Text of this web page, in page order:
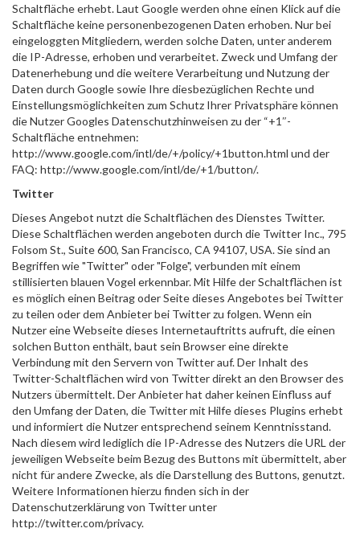
Schaltfläche erhebt. Laut Google werden ohne einen Klick auf die
Schaltfläche keine personenbezogenen Daten erhoben. Nur bei
eingeloggten Mitgliedern, werden solche Daten, unter anderem
die IP-Adresse, erhoben und verarbeitet. Zweck und Umfang der
Datenerhebung und die weitere Verarbeitung und Nutzung der
Daten durch Google sowie Ihre diesbezüglichen Rechte und
Einstellungsmöglichkeiten zum Schutz Ihrer Privatsphäre können
die Nutzer Googles Datenschutzhinweisen zu der “+1″-
Schaltfläche entnehmen:
http://www.google.com/intl/de/+/policy/+1button.html und der
FAQ: http://www.google.com/intl/de/+1/button/.
Twitter
Dieses Angebot nutzt die Schaltflächen des Dienstes Twitter.
Diese Schaltflächen werden angeboten durch die Twitter Inc., 795
Folsom St., Suite 600, San Francisco, CA 94107, USA. Sie sind an
Begriffen wie "Twitter" oder "Folge", verbunden mit einem
stillisierten blauen Vogel erkennbar. Mit Hilfe der Schaltflächen ist
es möglich einen Beitrag oder Seite dieses Angebotes bei Twitter
zu teilen oder dem Anbieter bei Twitter zu folgen. Wenn ein
Nutzer eine Webseite dieses Internetauftritts aufruft, die einen
solchen Button enthält, baut sein Browser eine direkte
Verbindung mit den Servern von Twitter auf. Der Inhalt des
Twitter-Schaltflächen wird von Twitter direkt an den Browser des
Nutzers übermittelt. Der Anbieter hat daher keinen Einfluss auf
den Umfang der Daten, die Twitter mit Hilfe dieses Plugins erhebt
und informiert die Nutzer entsprechend seinem Kenntnisstand.
Nach diesem wird lediglich die IP-Adresse des Nutzers die URL der
jeweiligen Webseite beim Bezug des Buttons mit übermittelt, aber
nicht für andere Zwecke, als die Darstellung des Buttons, genutzt.
Weitere Informationen hierzu finden sich in der
Datenschutzerklärung von Twitter unter
http://twitter.com/privacy.